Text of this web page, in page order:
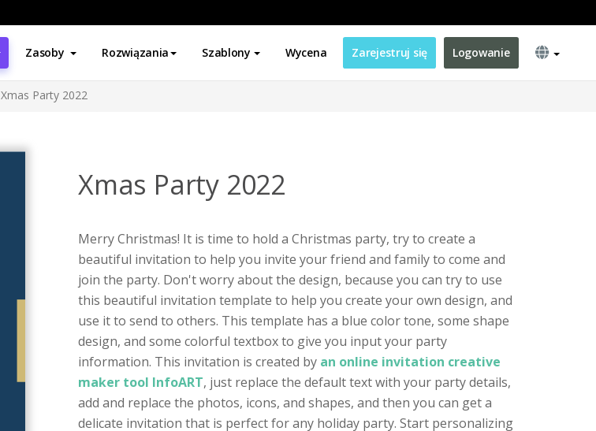
Zasoby Rozwiązania Szablony Wycena Zarejestruj się Logowanie
Xmas Party 2022
Xmas Party 2022
Merry Christmas! It is time to hold a Christmas party, try to create a
beautiful invitation to help you invite your friend and family to come and
join the party. Don't worry about the design, because you can try to use
this beautiful invitation template to help you create your own design, and
use it to send to others. This template has a blue color tone, some shape
design, and some colorful textbox to give you input your party
information. This invitation is created by an online invitation creative
maker tool InfoART, just replace the default text with your party details,
add and replace the photos, icons, and shapes, and then you can get a
delicate invitation that is perfect for any holiday party. Start personalizing